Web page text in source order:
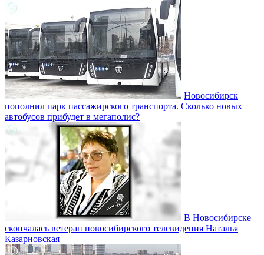
Новосибирск
пополнил парк пассажирского транспорта. Сколько новых
автобусов прибудет в мегаполис?
В Новосибирске
скончалась ветеран новосибирского телевидения Наталья
Казарновская